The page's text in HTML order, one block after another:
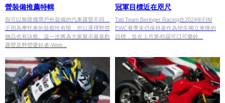
營裝備推薦特輯
與可以無限攜帶戶外裝備的汽車露營不同，
正因為摩托車的裝載性有限，所以選擇野營
物品也有訣竅。這一次將為大家展示最喜歡
露營及野營愛好者-Web...
冠軍目標近在咫尺
Tati Team Beringer Racing在2024年FIM
EWC賽季末仍保持著作為領先獨立車隊的
目標，並在上月第45屆可口可樂鈴...